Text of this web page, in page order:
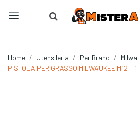
Home Utensileria Per Brand
PISTOLA PER GRASSO MILWAUKEE M12 +